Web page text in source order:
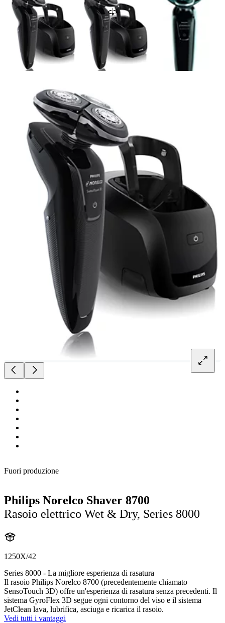
Fuori produzione
Philips Norelco Shaver 8700
Rasoio elettrico Wet & Dry, Series 8000
1250X/42
Series 8000 - La migliore esperienza di rasatura
Il rasoio Philips Norelco 8700 (precedentemente chiamato
SensoTouch 3D) offre un'esperienza di rasatura senza precedenti. Il
sistema GyroFlex 3D segue ogni contorno del viso e il sistema
JetClean lava, lubrifica, asciuga e ricarica il rasoio.
Vedi tutti i vantaggi